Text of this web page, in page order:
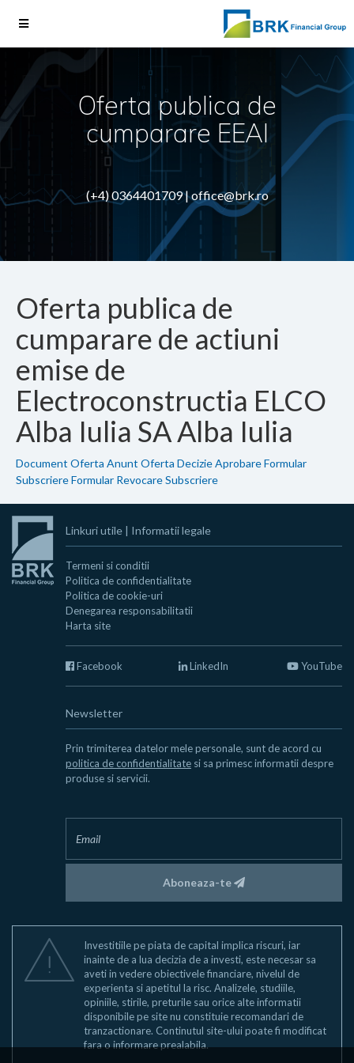
Oferta publica de
cumparare EEAI
(+4) 0364401709 |office@brk.ro
Oferta publica de
cumparare de actiuni
emise de
Electroconstructia ELCO
Alba Iulia SA Alba Iulia
Document Oferta Anunt Oferta Decizie AprobareFormular
SubscriereFormular Revocare Subscriere
Linkuri utile | Informatii legale
Termeni si conditii
Politica de confidentialitate
Politica de cookie-uri
Denegarea responsabilitatii
Harta site
Facebook LinkedIn YouTube
Newsletter
Prin trimiterea datelor mele personale, sunt de acord cu
politica de confidentialitate si sa primesc informatii despre
produse si servicii.
Aboneaza-te
Investitiile pe piata de capital implica riscuri, iar
inainte de a lua decizia de a investi, este necesar sa
aveti in vedere obiectivele financiare, nivelul de
experienta si apetitul la risc. Analizele, studiile,
opiniile, stirile, preturile sau orice alte informatii
disponibile pe site nu constituie recomandari de
tranzactionare. Continutul site-ului poate fi modificat
fara o informare prealabila.